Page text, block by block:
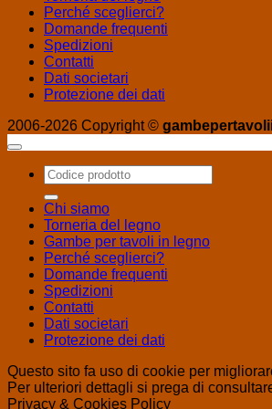
Perché sceglierci?
Domande frequenti
Spedizioni
Contatti
Dati societari
Protezione dei dati
2006-2026 Copyright ©
Cerca:
Chi siamo
Torneria del legno
Gambe per tavoli in legno
Perché sceglierci?
Domande frequenti
Spedizioni
Contatti
Dati societari
Protezione dei dati
Questo sito fa uso di cookie per
Per ulteriori dettagli si prega di
Privacy & Cookies Policy